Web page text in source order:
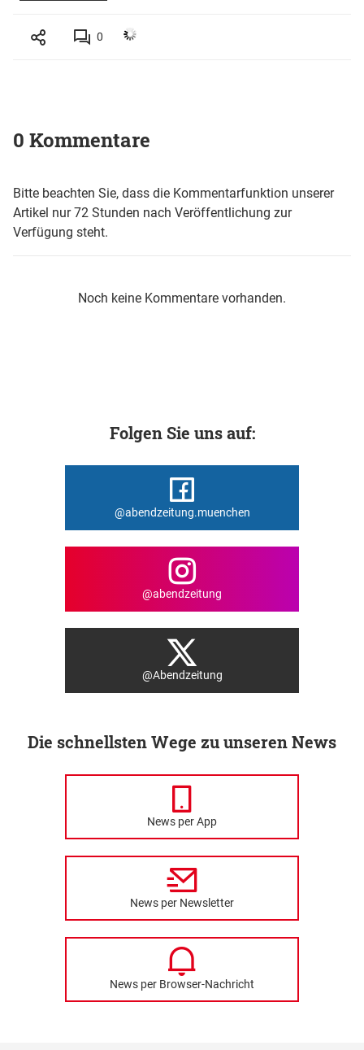
0
0 Kommentare
Bitte beachten Sie, dass die Kommentarfunktion unserer
Artikel nur 72 Stunden nach Veröffentlichung zur
Verfügung steht.
Noch keine Kommentare vorhanden.
Folgen Sie uns auf:
@abendzeitung.muenchen
@abendzeitung
@Abendzeitung
Die schnellsten Wege zu unseren News
News per App
News per Newsletter
News per Browser-Nachricht